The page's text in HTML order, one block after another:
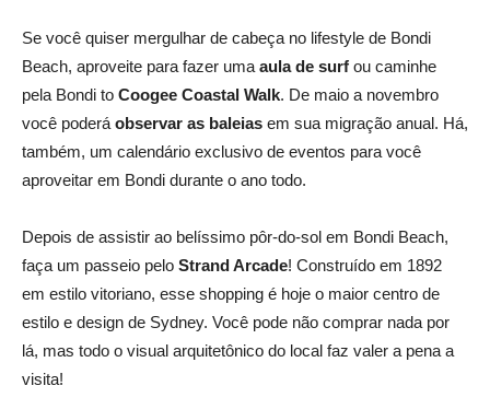
Se você quiser mergulhar de cabeça no lifestyle de Bondi
Beach, aproveite para fazer uma aula de surf ou caminhe
pela Bondi to Coogee Coastal Walk. De maio a novembro
você poderá observar as baleias em sua migração anual. Há,
também, um calendário exclusivo de eventos para você
aproveitar em Bondi durante o ano todo.
Depois de assistir ao belíssimo pôr-do-sol em Bondi Beach,
faça um passeio pelo Strand Arcade! Construído em 1892
em estilo vitoriano, esse shopping é hoje o maior centro de
estilo e design de Sydney. Você pode não comprar nada por
lá, mas todo o visual arquitetônico do local faz valer a pena a
visita!